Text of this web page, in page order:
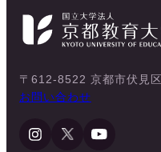
〒612-8522 京都市伏見
お問い合わせ